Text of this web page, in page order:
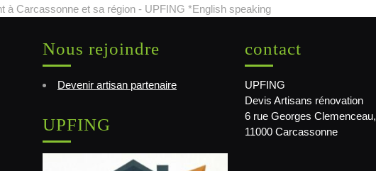
à Carcassonne et sa région - UPFING *English speaking
Nous rejoindre
Devenir artisan partenaire
UPFING
contact
UPFING
Devis Artisans rénovation
6 rue Georges Clemenceau,
11000 Carcassonne